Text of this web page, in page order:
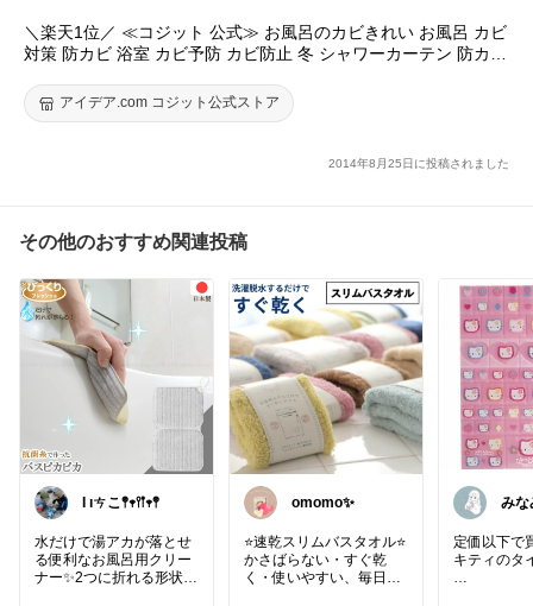
＼楽天1位／ ≪コジット 公式≫ お風呂のカビきれい お風呂 カビ
対策 防カビ 浴室 カビ予防 カビ防止 冬 シャワーカーテン 防カビ
ビ取り 防カビ 対策 掃除簡単 湿気対策 メーカー直送 夏 冬 カビ
取り
アイデア.com コジット公式ストア
2014年8月25日に投稿されました
その他のおすすめ関連投稿
Ɩ ıㄘこ𖤣𖥧𖥣𖡡𖥧𖤣
水だけで湯アカが落とせ
る便利なお風呂用クリー
ナー✨2つに折れる形状で
omomo✨
⭐️速乾スリムバスタオル⭐️
かさばらない・すぐ乾
く・使いやすい、毎日の
み
定価以下で
キティのタ